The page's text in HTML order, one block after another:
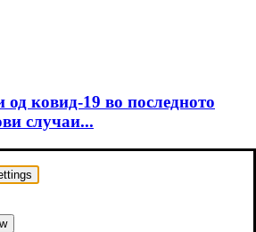
ковид-19 во последното
случаи...